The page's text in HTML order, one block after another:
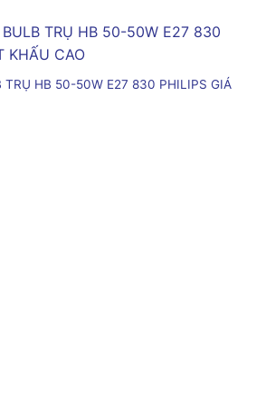
TRỤ HB 50-50W E27 830 PHILIPS GIÁ